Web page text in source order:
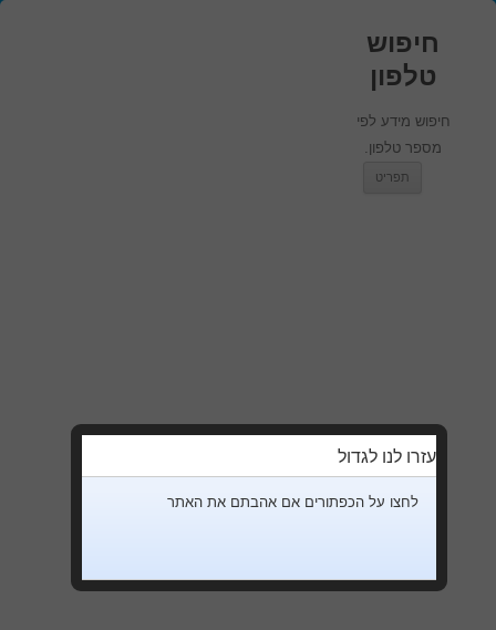
חיפוש
טלפון
חיפוש מידע לפי
מספר טלפון.
תפריט
עזרו לנו לגדול
לחצו על הכפתורים אם אהבתם את האתר